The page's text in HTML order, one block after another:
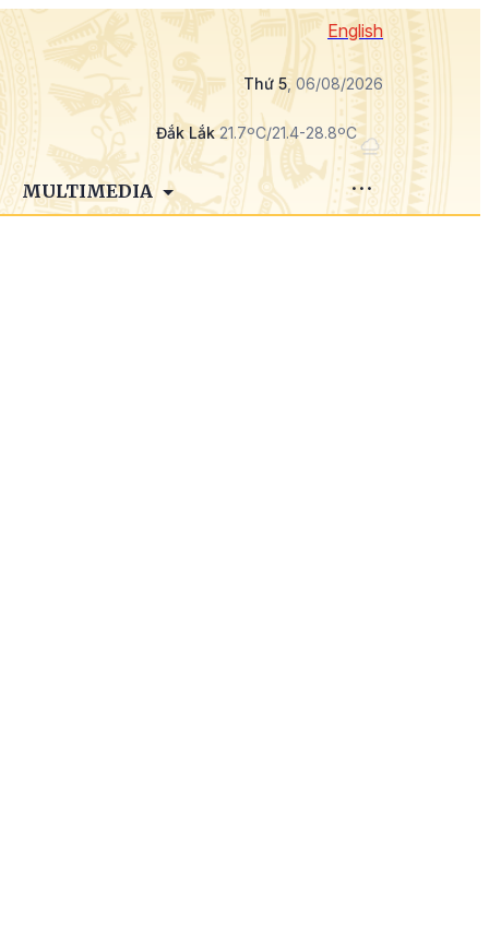
English
Thứ 5, 06/08/2026
Đắk Lắk21.7ºC/21.4-28.8ºC
MULTIMEDIA